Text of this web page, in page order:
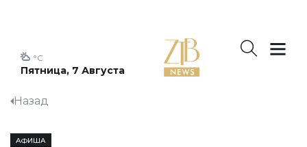
Пятница, 7 Августа
°C
Назад
АФИША